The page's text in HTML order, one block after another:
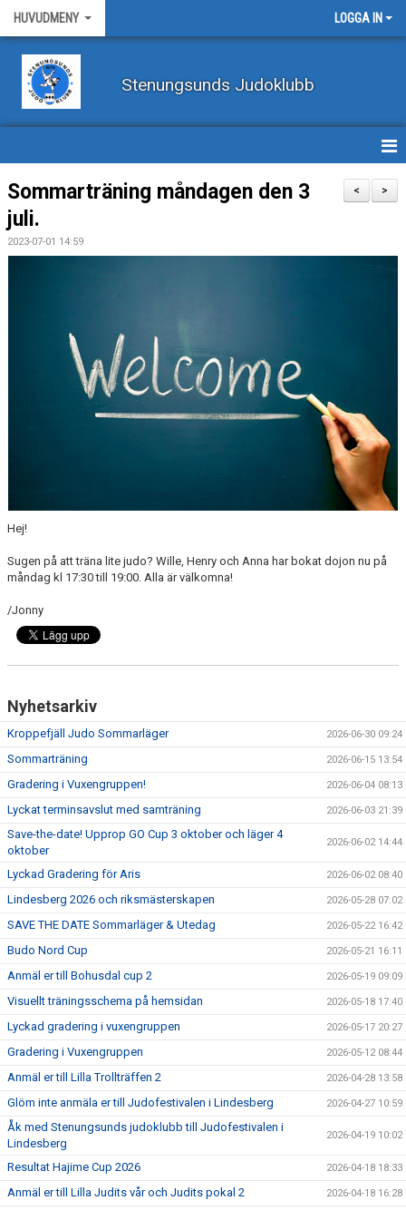
HUVUDMENY LOGGA IN
Stenungsunds Judoklubb
HEM
FÖRBUNDSNYHETER
BILDER
BLI MEDLEM
VECKOSCHEMA
>
<
Sommarträning måndagen den 3
juli.
2023-07-01 14:59
Hej!
Sugen på att träna lite judo? Wille, Henry och Anna har bokat dojon nu på
måndag kl 17:30 till 19:00. Alla är välkomna!
/Jonny
Nyhetsarkiv
Kroppefjäll Judo Sommarläger 2026-06-30 09:24
Sommarträning 2026-06-15 13:54
Gradering i Vuxengruppen! 2026-06-04 08:13
Lyckat terminsavslut med samträning 2026-06-03 21:39
Save-the-date! Upprop GO Cup 3 oktober och läger 4
oktober
2026-06-02 14:44
Lyckad Gradering för Aris 2026-06-02 08:40
Lindesberg 2026 och riksmästerskapen 2026-05-28 07:02
SAVE THE DATE Sommarläger & Utedag 2026-05-22 16:42
Budo Nord Cup 2026-05-21 16:11
Anmäl er till Bohusdal cup 2 2026-05-19 09:09
Visuellt träningsschema på hemsidan 2026-05-18 17:40
Lyckad gradering i vuxengruppen 2026-05-17 20:27
Gradering i Vuxengruppen 2026-05-12 08:44
Anmäl er till Lilla Trollträffen 2 2026-04-28 13:58
Glöm inte anmäla er till Judofestivalen i Lindesberg 2026-04-27 10:59
Åk med Stenungsunds judoklubb till Judofestivalen i
Lindesberg
2026-04-19 10:02
Resultat Hajime Cup 2026 2026-04-18 18:33
Anmäl er till Lilla Judits vår och Judits pokal 2 2026-04-18 16:28